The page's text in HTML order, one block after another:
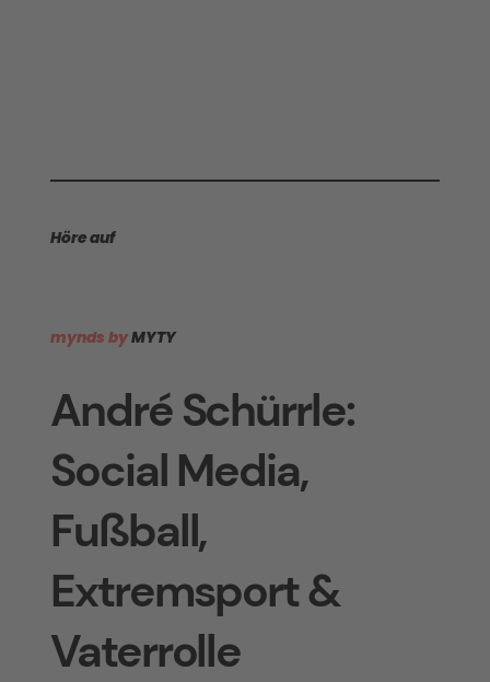
Höre auf
mynds byMYTY
André Schürrle:
Social Media,
Fußball,
Extremsport &
Vaterrolle